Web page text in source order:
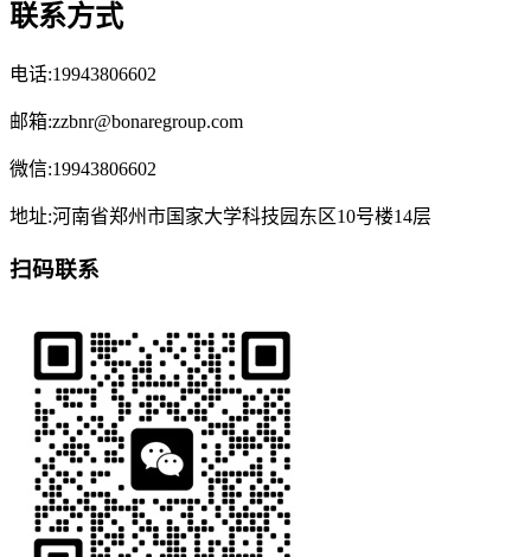
联系方式
电话:19943806602
邮箱:zzbnr@bonaregroup.com
微信:19943806602
地址:河南省郑州市国家大学科技园东区10号楼14层
扫码联系